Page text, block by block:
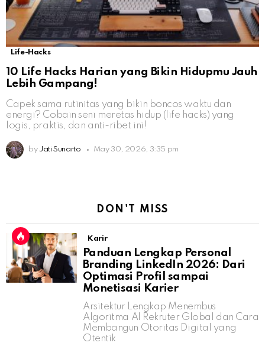
Life-Hacks
10 Life Hacks Harian yang Bikin Hidupmu Jauh
Lebih Gampang!
Capek sama rutinitas yang bikin boncos waktu dan
energi? Cobain seni meretas hidup (life hacks) yang
logis, praktis, dan anti-ribet ini!
by Jati Sunarto May 30, 2026, 3:35 pm
DON'T MISS
Karir
Panduan Lengkap Personal
Branding LinkedIn 2026: Dari
Optimasi Profil sampai
Monetisasi Karier
Arsitektur Lengkap Menembus
Algoritma AI Rekruter Global dan Cara
Membangun Otoritas Digital yang
Otentik